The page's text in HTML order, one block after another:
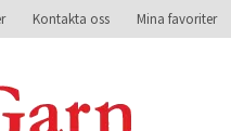
Kontakta oss Mina favoriter